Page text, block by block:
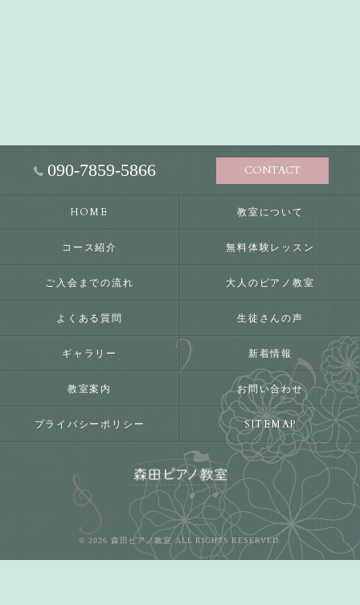
090-7859-5866 CONTACT
HOME 教室について
コース紹介 無料体験レッスン
ご入会までの流れ 大人のピアノ教室
よくある質問 生徒さんの声
ギャラリー 新着情報
教室案内 お問い合わせ
プライバシーポリシー SITEMAP
© 2026 森田ピアノ教室 ALL RIGHTS RESERVED.